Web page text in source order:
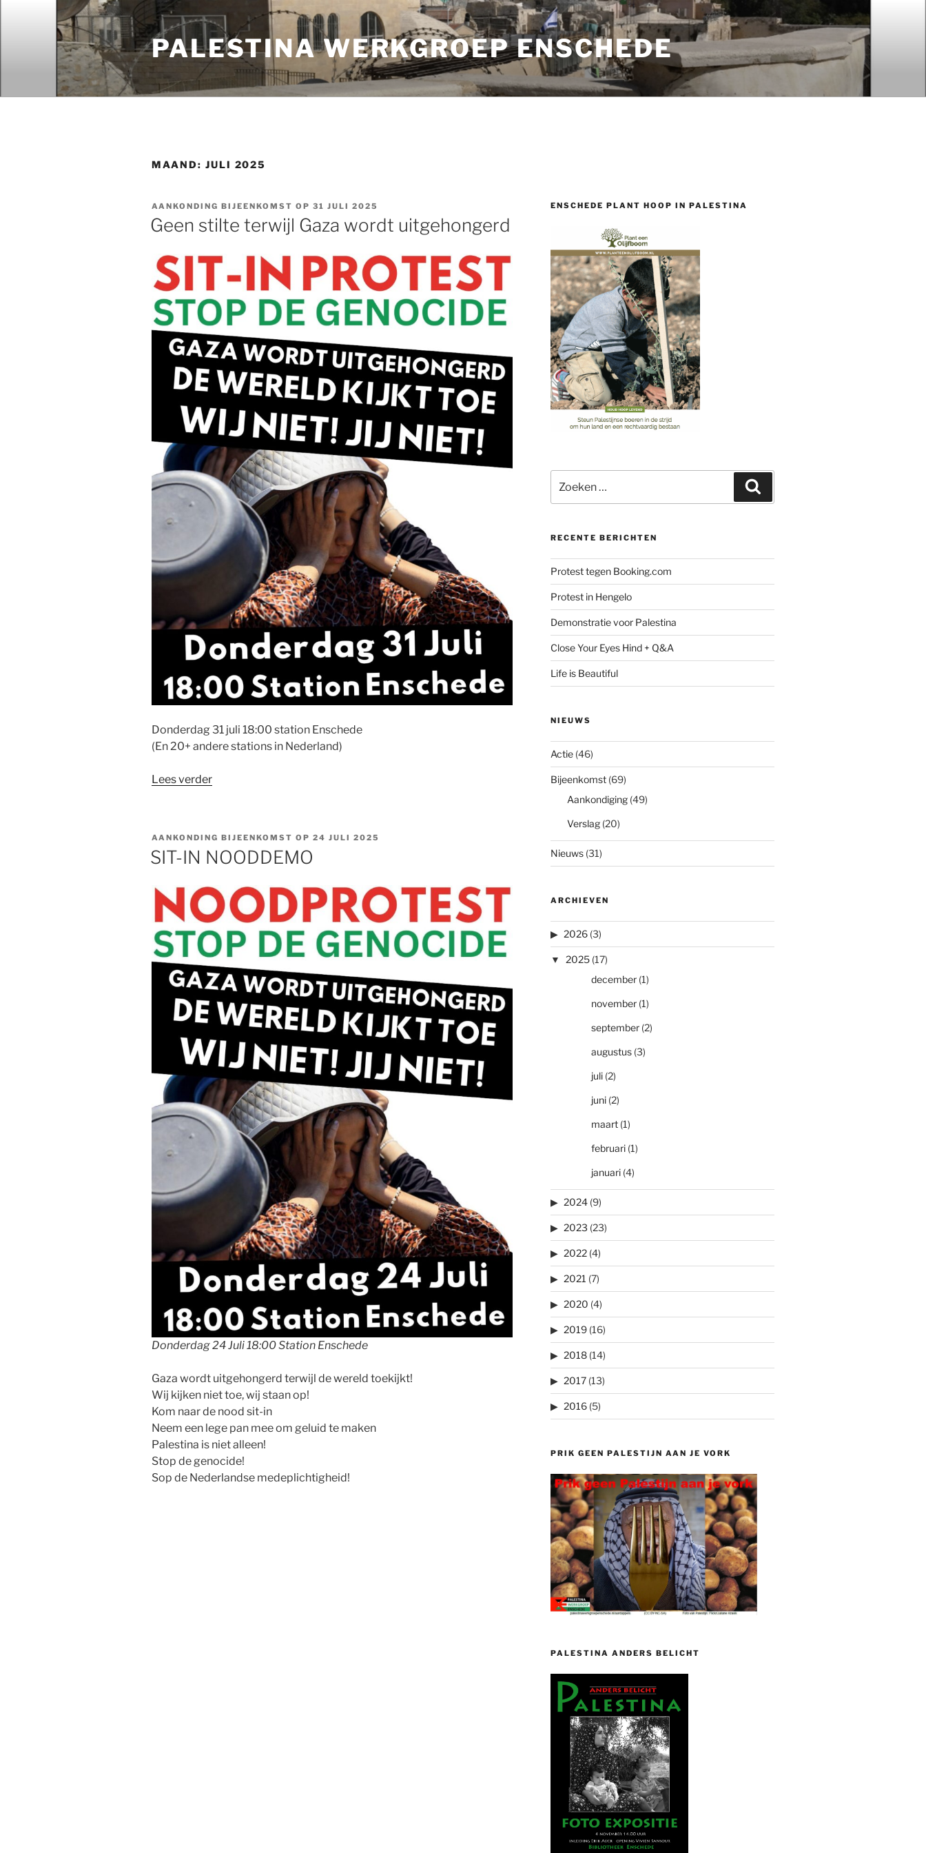
PALESTINA WERKGROEP ENSCHEDE
MAAND: JULI 2025
AANKONDING BIJEENKOMST OP 31 JULI 2025
Geen stilte terwijl Gaza wordt uitgehongerd
Donderdag 31 juli 18:00 station Enschede
(En 20+ andere stations in Nederland)
Lees verder“Geen
wordt
uitgehongerd”
AANKONDING BIJEENKOMST OP 24 JULI 2025
SIT-IN NOODDEMO
Donderdag 24 Juli 18:00 Station Enschede
Gaza wordt uitgehongerd terwijl de wereld toekijkt!
Wij kijken niet toe, wij staan op!
Kom naar de nood sit-in
Neem een lege pan mee om geluid te maken
Palestina is niet alleen!
Stop de genocide!
Sop de Nederlandse medeplichtigheid!
ENSCHEDE PLANT HOOP IN PALESTINA
naar:
RECENTE BERICHTEN
Protest tegen Booking.com
Protest in Hengelo
Demonstratie voor Palestina
Close Your Eyes Hind + Q&A
Life is Beautiful
NIEUWS
Actie(46)
Bijeenkomst(69)
Aankondiging(49)
Verslag(20)
Nieuws(31)
ARCHIEVEN
2026(3)
2025(17)
december(1)
november(1)
september(2)
augustus(3)
juli(2)
juni(2)
maart(1)
februari(1)
januari(4)
2024(9)
2023 (23)
2022(4)
2021 (7)
2020 (4)
2019(16)
2018(14)
2017(13)
2016(5)
PRIK GEEN PALESTIJN AAN JE VORK
PALESTINA ANDERS BELICHT